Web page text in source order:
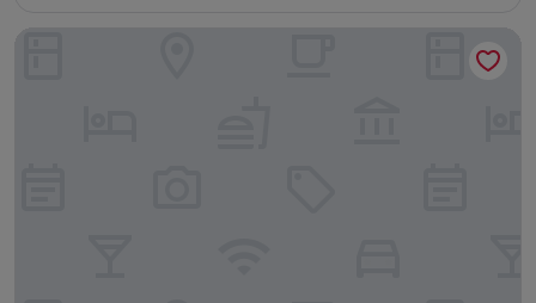
78 €
Dar Rhizlane